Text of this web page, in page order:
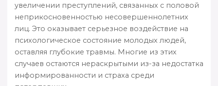
увеличении преступлений, связанных с половой
неприкосновенностью несовершеннолетних
лиц. Это оказывает серьезное воздействие на
психологическое состояние молодых людей,
оставляя глубокие травмы. Многие из этих
случаев остаются нераскрытыми из-за недостатка
информированности и страха среди